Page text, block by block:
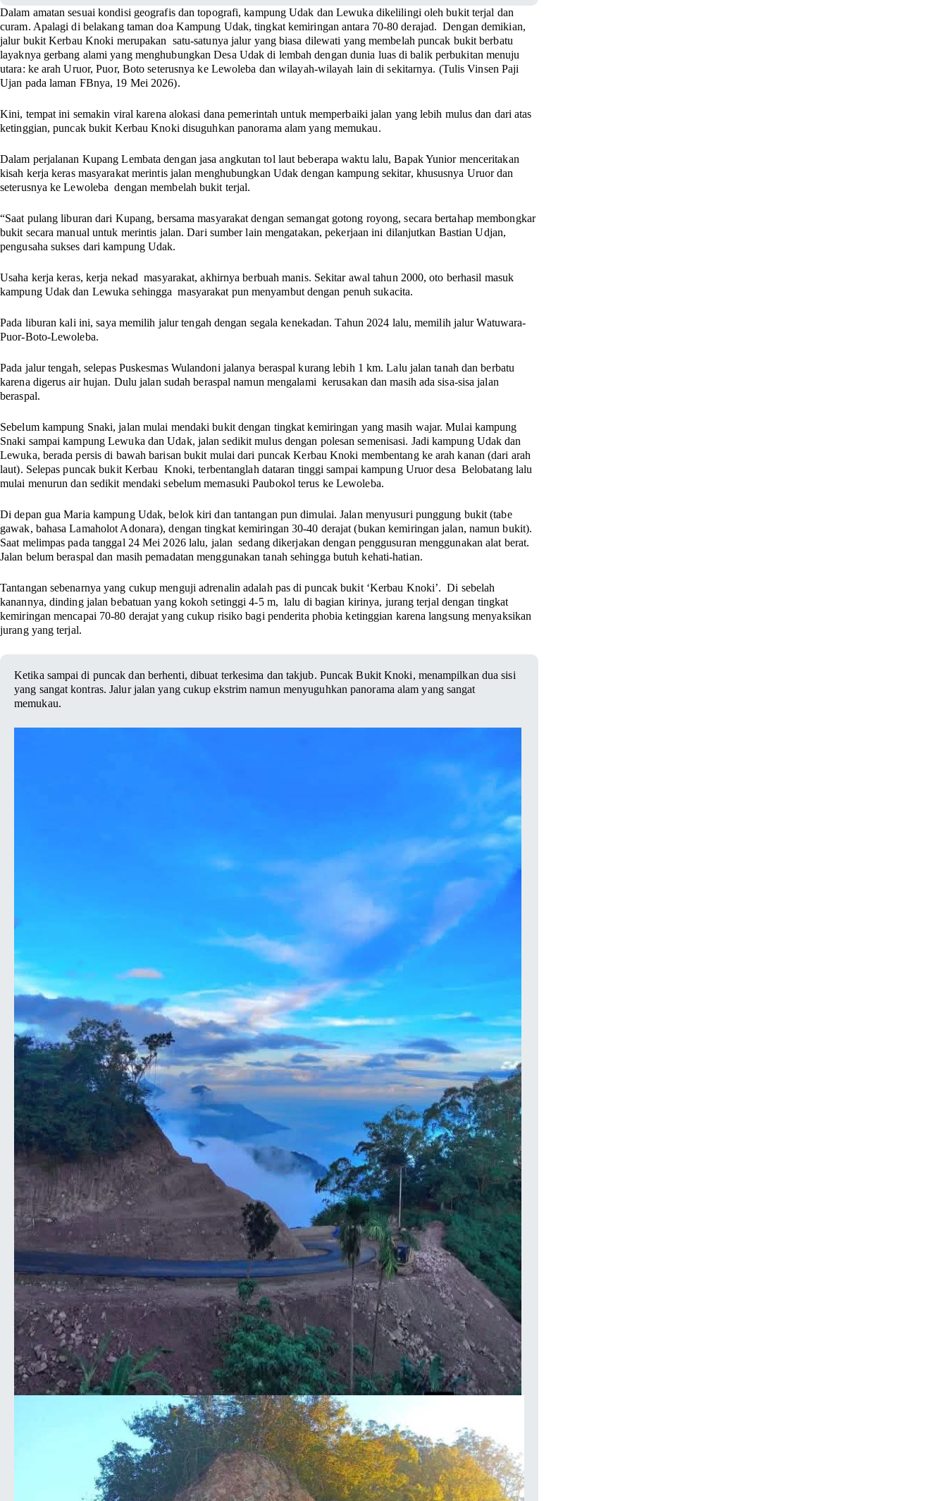
Dalam amatan sesuai kondisi geografis dan topografi, kampung Udak dan Lewuka dikelilingi oleh bukit terjal dan
curam. Apalagi di belakang taman doa Kampung Udak, tingkat kemiringan antara 70-80 derajad. Dengan demikian,
jalur bukit Kerbau Knoki merupakan satu-satunya jalur yang biasa dilewati yang membelah puncak bukit berbatu
layaknya gerbang alami yang menghubungkan Desa Udak di lembah dengan dunia luas di balik perbukitan menuju
utara: ke arah Uruor, Puor, Boto seterusnya ke Lewoleba dan wilayah-wilayah lain di sekitarnya. (Tulis Vinsen Paji
Ujan pada laman FBnya, 19 Mei 2026).
Kini, tempat ini semakin viral karena alokasi dana pemerintah untuk memperbaiki jalan yang lebih mulus dan dari atas
ketinggian, puncak bukit Kerbau Knoki disuguhkan panorama alam yang memukau.
Dalam perjalanan Kupang Lembata dengan jasa angkutan tol laut beberapa waktu lalu, Bapak Yunior menceritakan
kisah kerja keras masyarakat merintis jalan menghubungkan Udak dengan kampung sekitar, khususnya Uruor dan
seterusnya ke Lewoleba dengan membelah bukit terjal.
“Saat pulang liburan dari Kupang, bersama masyarakat dengan semangat gotong royong, secara bertahap membongkar
bukit secara manual untuk merintis jalan. Dari sumber lain mengatakan, pekerjaan ini dilanjutkan Bastian Udjan,
pengusaha sukses dari kampung Udak.
Usaha kerja keras, kerja nekad masyarakat, akhirnya berbuah manis. Sekitar awal tahun 2000, oto berhasil masuk
kampung Udak dan Lewuka sehingga masyarakat pun menyambut dengan penuh sukacita.
Pada liburan kali ini, saya memilih jalur tengah dengan segala kenekadan. Tahun 2024 lalu, memilih jalur Watuwara-
Puor-Boto-Lewoleba.
Pada jalur tengah, selepas Puskesmas Wulandoni jalanya beraspal kurang lebih 1 km. Lalu jalan tanah dan berbatu
karena digerus air hujan. Dulu jalan sudah beraspal namun mengalami kerusakan dan masih ada sisa-sisa jalan
beraspal.
Sebelum kampung Snaki, jalan mulai mendaki bukit dengan tingkat kemiringan yang masih wajar. Mulai kampung
Snaki sampai kampung Lewuka dan Udak, jalan sedikit mulus dengan polesan semenisasi. Jadi kampung Udak dan
Lewuka, berada persis di bawah barisan bukit mulai dari puncak Kerbau Knoki membentang ke arah kanan (dari arah
laut). Selepas puncak bukit Kerbau Knoki, terbentanglah dataran tinggi sampai kampung Uruor desa Belobatang lalu
mulai menurun dan sedikit mendaki sebelum memasuki Paubokol terus ke Lewoleba.
Di depan gua Maria kampung Udak, belok kiri dan tantangan pun dimulai. Jalan menyusuri punggung bukit (tabe
gawak, bahasa Lamaholot Adonara), dengan tingkat kemiringan 30-40 derajat (bukan kemiringan jalan, namun bukit).
Saat melimpas pada tanggal 24 Mei 2026 lalu, jalan sedang dikerjakan dengan penggusuran menggunakan alat berat.
Jalan belum beraspal dan masih pemadatan menggunakan tanah sehingga butuh kehati-hatian.
Tantangan sebenarnya yang cukup menguji adrenalin adalah pas di puncak bukit ‘Kerbau Knoki’. Di sebelah
kanannya, dinding jalan bebatuan yang kokoh setinggi 4-5 m, lalu di bagian kirinya, jurang terjal dengan tingkat
kemiringan mencapai 70-80 derajat yang cukup risiko bagi penderita phobia ketinggian karena langsung menyaksikan
jurang yang terjal.
Ketika sampai di puncak dan berhenti, dibuat terkesima dan takjub. Puncak Bukit Knoki, menampilkan dua sisi
yang sangat kontras. Jalur jalan yang cukup ekstrim namun menyuguhkan panorama alam yang sangat
memukau.